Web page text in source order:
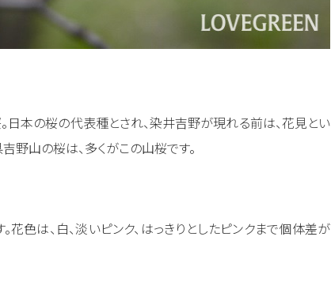
日本の桜の代表種とされ、染井吉野が現れる前は、花見とい
野山の桜は、多くがこの山桜です。
色は、白、淡いピンク、はっきりとしたピンクまで個体差が